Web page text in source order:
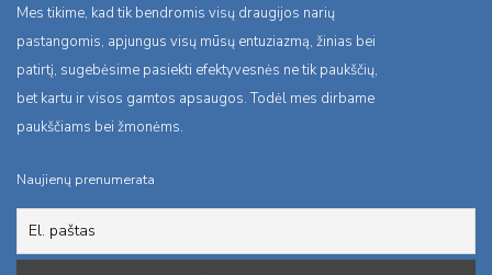
Mes tikime, kad tik bendromis visų draugijos narių
pastangomis, apjungus visų mūsų entuziazmą, žinias bei
patirtį, sugebėsime pasiekti efektyvesnės ne tik paukščių,
bet kartu ir visos gamtos apsaugos. Todėl mes dirbame
paukščiams bei žmonėms.
Naujienų prenumerata